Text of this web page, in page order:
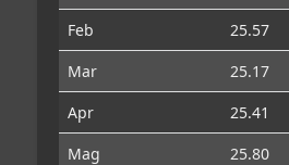
Feb
25.57
Mar
25.17
Apr
25.41
Mag
25.80